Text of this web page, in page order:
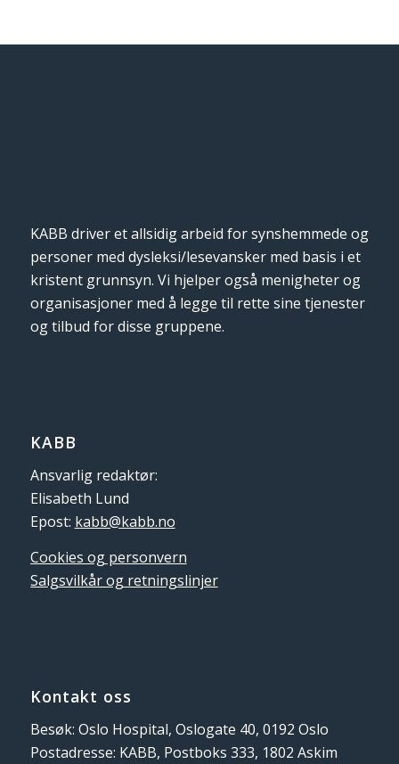
KABB driver et allsidig arbeid for synshemmede og
personer med dysleksi/lesevansker med basis i et
kristent grunnsyn. Vi hjelper også menigheter og
organisasjoner med å legge til rette sine tjenester
og tilbud for disse gruppene.
KABB
Ansvarlig redaktør:
Elisabeth Lund
Epost: kabb@kabb.no
Cookies og personvern
Salgsvilkår og retningslinjer
Kontakt oss
Besøk: Oslo Hospital, Oslogate 40, 0192 Oslo
Postadresse: KABB, Postboks 333, 1802 Askim